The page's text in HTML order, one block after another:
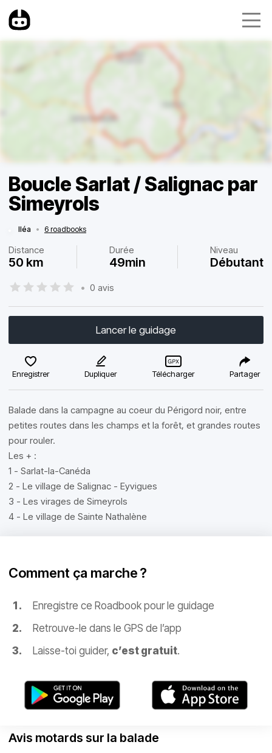
Boucle Sarlat / Salignac par
Simeyrols
Iléa • 6 roadbooks
Distance
50 km
Durée
49min
Niveau
Débutant
• 0 avis
Lancer le guidage
Enregistrer Dupliquer Télécharger Partager
Balade dans la campagne au coeur du Périgord noir, entre
petites routes dans les champs et la forêt, et grandes routes
pour rouler.
Les + :
1 - Sarlat-la-Canéda
2 - Le village de Salignac - Eyvigues
3 - Les virages de Simeyrols
4 - Le village de Sainte Nathalène
Comment ça marche ?
Enregistre ce Roadbook pour le guidage
Retrouve-le dans le GPS de l’app
Laisse-toi guider, c’est gratuit.
Avis motards sur la balade